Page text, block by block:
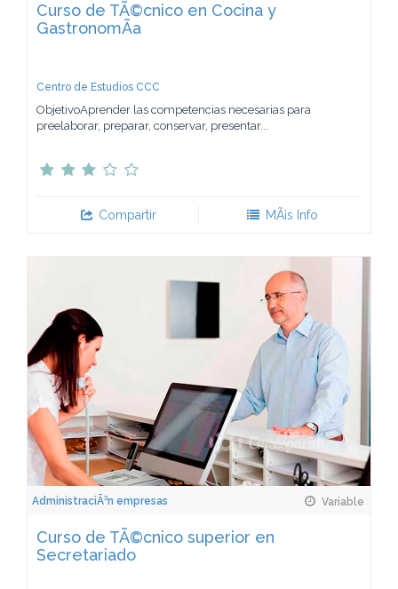
Curso de TÃ©cnico en Cocina y
GastronomÃ­a
Centro de Estudios CCC
ObjetivoAprender las competencias necesarias para
preelaborar, preparar, conservar, presentar...
Compartir MÃ¡s Info
AdministraciÃ³n empresas Variable
Curso de TÃ©cnico superior en
Secretariado